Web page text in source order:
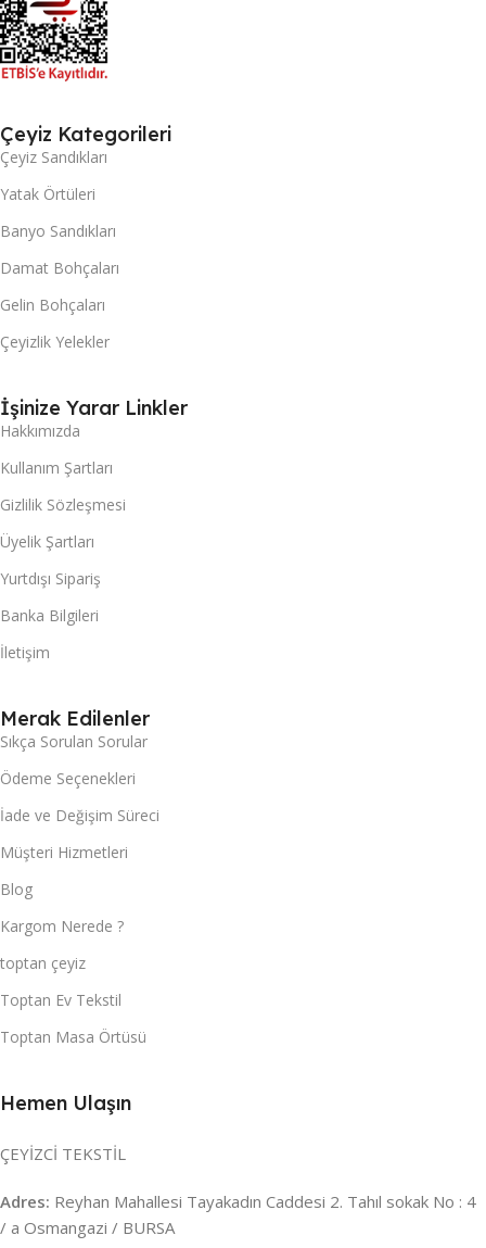
Çeyiz Kategorileri
Çeyiz Sandıkları
Yatak Örtüleri
Banyo Sandıkları
Damat Bohçaları
Gelin Bohçaları
Çeyizlik Yelekler
İşinize Yarar Linkler
Hakkımızda
Kullanım Şartları
Gizlilik Sözleşmesi
Üyelik Şartları
Yurtdışı Sipariş
Banka Bilgileri
İletişim
Merak Edilenler
Sıkça Sorulan Sorular
Ödeme Seçenekleri
İade ve Değişim Süreci
Müşteri Hizmetleri
Blog
Kargom Nerede ?
toptan çeyiz
Toptan Ev Tekstil
Toptan Masa Örtüsü
Hemen Ulaşın
ÇEYİZCİ TEKSTİL
Adres: Reyhan Mahallesi Tayakadın Caddesi 2. Tahıl sokak No : 4
/ a Osmangazi / BURSA